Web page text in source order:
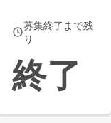
募集終了まで残
り
終了